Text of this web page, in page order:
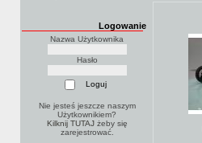
Logowanie
Nazwa Użytkownika
Hasło
Nie jesteś jeszcze naszym
Użytkownikiem?
Kilknij TUTAJżeby się
zarejestrować.